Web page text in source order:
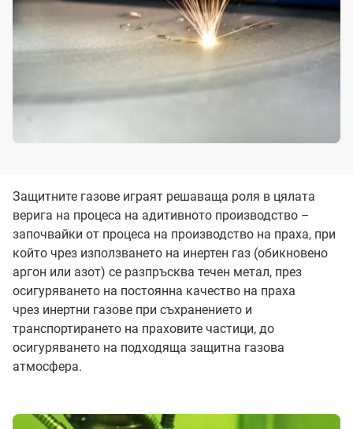
Защитните газове играят решаваща роля в цялата
верига на процеса на адитивното производство –
започвайки от процеса на производство на праха, при
който чрез използването на инертен газ (обикновено
аргон или азот) се разпръсква течен метал, през
осигуряването на постоянна качество на праха
чрез инертни газове при съхранението и
транспортирането на праховите частици, до
осигуряването на подходяща защитна газова
атмосфера.